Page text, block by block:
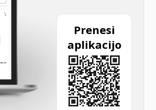
Prenesi
aplikacijo